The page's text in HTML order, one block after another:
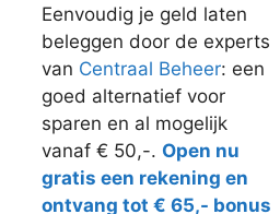
Eenvoudig je geld laten
beleggen door de experts
van Centraal Beheer: een
goed alternatief voor
sparen en al mogelijk
vanaf € 50,-. Open nu
gratis een rekening en
ontvang tot € 65,- bonus